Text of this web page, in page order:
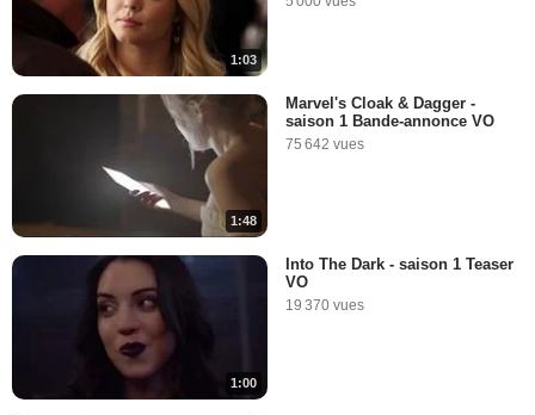
1:03
1:48
Marvel's Cloak & Dagger -
saison 1 Bande-annonce VO
75 642 vues
1:00
Into The Dark - saison 1 Teaser
VO
19 370 vues